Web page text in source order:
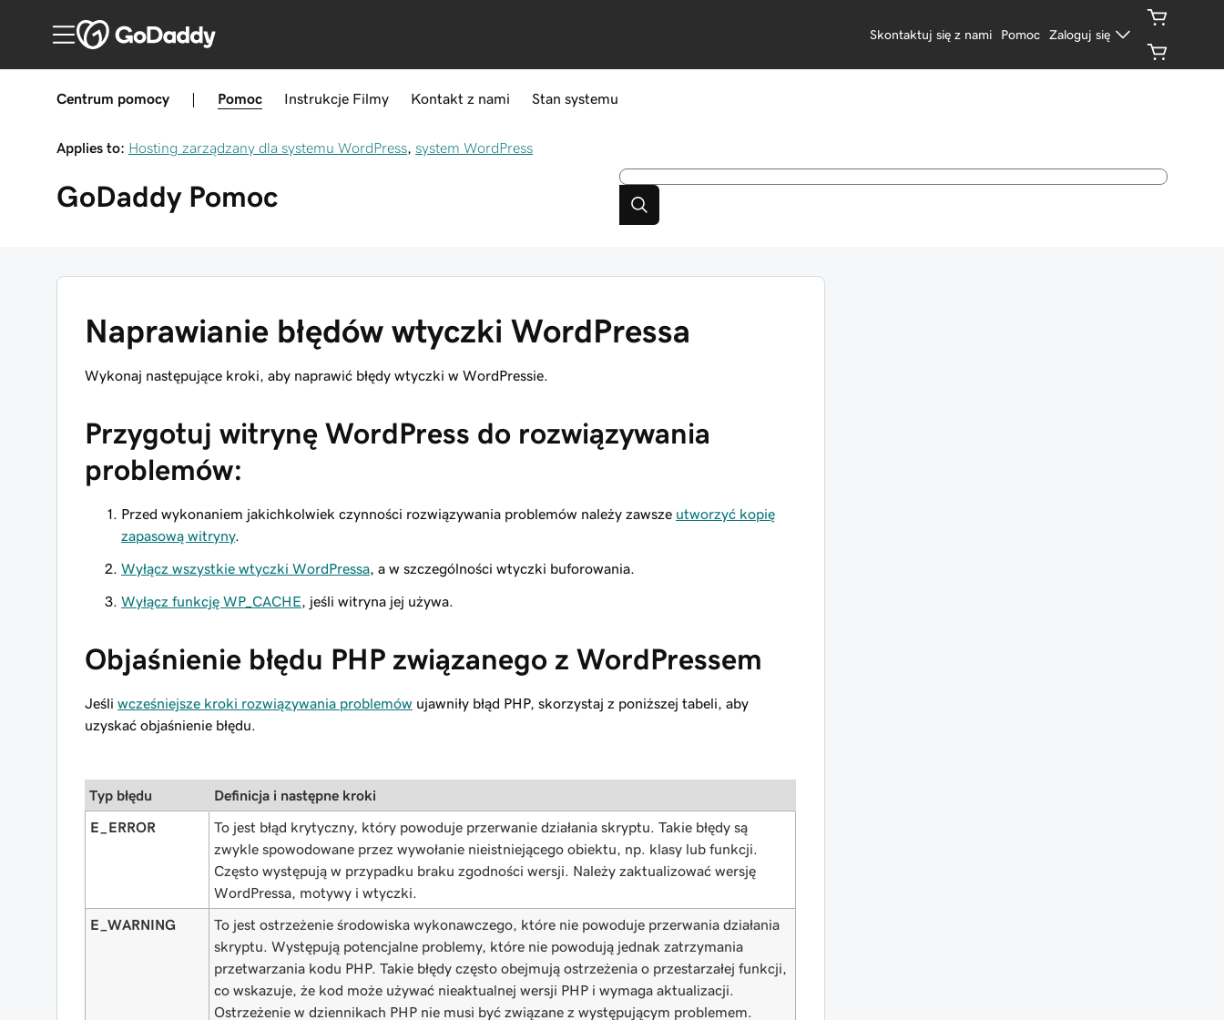
Skontaktuj się z nami Pomoc Zaloguj się
Centrum pomocy Pomoc Instrukcje Filmy Kontakt z nami Stan systemu
Applies to: Hosting zarządzany dla systemu WordPress system WordPress
GoDaddy Pomoc
Naprawianie błędów wtyczki WordPressa
Wykonaj następujące kroki, aby naprawić błędy wtyczki w WordPressie.
Przygotuj witrynę WordPress do rozwiązywania
problemów:
Przed wykonaniem jakichkolwiek czynności rozwiązywania problemów należy zawsze utworzyć kopię
zapasową witryny.
Wyłącz wszystkie wtyczki WordPressa , a w szczególności wtyczki buforowania.
Wyłącz funkcję WP_CACHE , jeśli witryna jej używa.
Objaśnienie błędu PHP związanego z WordPressem
Jeśli wcześniejsze kroki rozwiązywania problemów ujawniły błąd PHP, skorzystaj z poniższej tabeli, aby
uzyskać objaśnienie błędu.
Typ błędu Definicja i następne kroki
E_ERROR
To jest błąd krytyczny, który powoduje przerwanie działania skryptu. Takie błędy są
zwykle spowodowane przez wywołanie nieistniejącego obiektu, np. klasy lub funkcji.
Często występują w przypadku braku zgodności wersji. Należy zaktualizować wersję
WordPressa, motywy i wtyczki.
E_WARNING
To jest ostrzeżenie środowiska wykonawczego, które nie powoduje przerwania działania
skryptu. Występują potencjalne problemy, które nie powodują jednak zatrzymania
przetwarzania kodu PHP. Takie błędy często obejmują ostrzeżenia o przestarzałej funkcji,
co wskazuje, że kod może używać nieaktualnej wersji PHP i wymaga aktualizacji.
Ostrzeżenie w dziennikach PHP nie musi być związane z występującym problemem.